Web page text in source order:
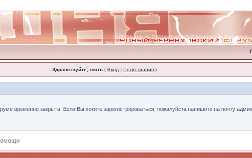
Здравствуйте, гость (Вход |Регистрация )
временно закрыта. Если Вы хотите зарегистрироваться, пожалуйста напишите на почту